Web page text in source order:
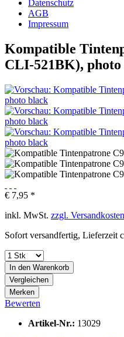
Datenschutz
AGB
Impressum
Kompatible
CLI-521BK),
€ 7,95 *
inkl. MwSt. zzgl. Versandkosten
Sofort versandfertig, Lieferzeit
In den Warenkorb
Vergleichen
Merken
Bewerten
Artikel-Nr.: 13029